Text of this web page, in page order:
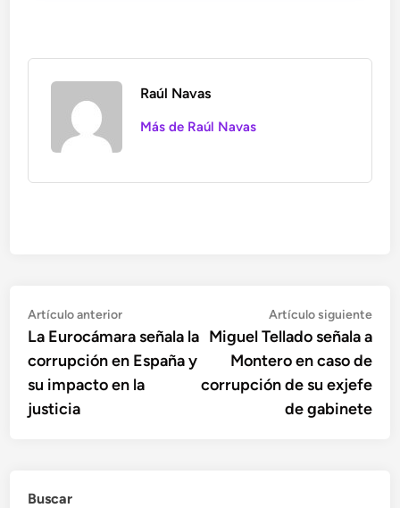
Raúl Navas
Más de Raúl Navas
Navegación
de
entradas
Artículo anteriorArtículo
anterior:
La Eurocámara señala la
corrupción en España y
su impacto en la
justicia
Artículo siguiente
Miguel Tellado señala a
Montero en caso de
corrupción de su exjefe
de gabinete
Buscar